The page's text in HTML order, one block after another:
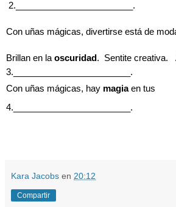
2.________________________.
Con uñas mágicas, divertirse está de
Brillan en la oscuridad.  Sentite creativa.
3.________________________.
Con uñas mágicas, hay magia en tus
4.________________________.
Kara Jacobs en 20:12
Compartir